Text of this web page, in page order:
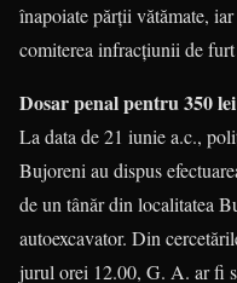
înapoiate părții vătămate,
comiterea infracțiunii de
Dosar penal pentru 350
La data de 21 iunie a.c.,
Bujoreni au dispus
de un tânăr din localitatea
autoexcavator. Din
jurul orei 12.00, G. A. ar fi